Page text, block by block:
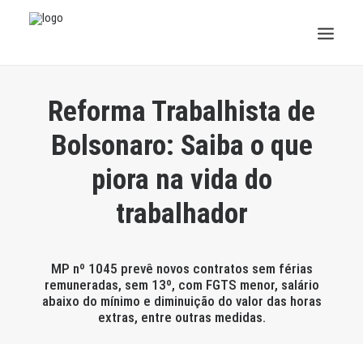
JURÍDICO
SESC
Reforma Trabalhista de
Bolsonaro: Saiba o que
piora na vida do
trabalhador
MP nº 1045 prevê novos contratos sem férias
remuneradas, sem 13º, com FGTS menor, salário
abaixo do mínimo e diminuição do valor das horas
extras, entre outras medidas.